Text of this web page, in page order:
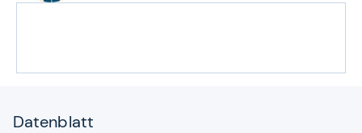
Datenblatt